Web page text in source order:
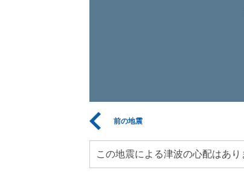
前の地震
この地震による津波の心配はあり